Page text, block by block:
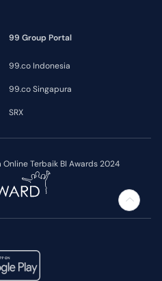
Terbaik BI Awards 2024
99 Group Portal
99.co Indonesia
99.co Singapura
SRX